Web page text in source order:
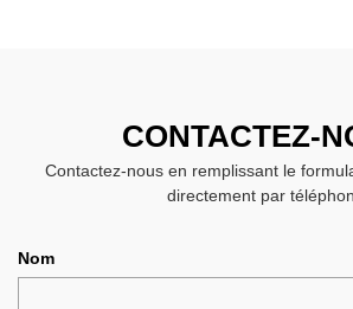
CONTACTEZ-
Contactez-nous en remplissant le
directement par
Nom